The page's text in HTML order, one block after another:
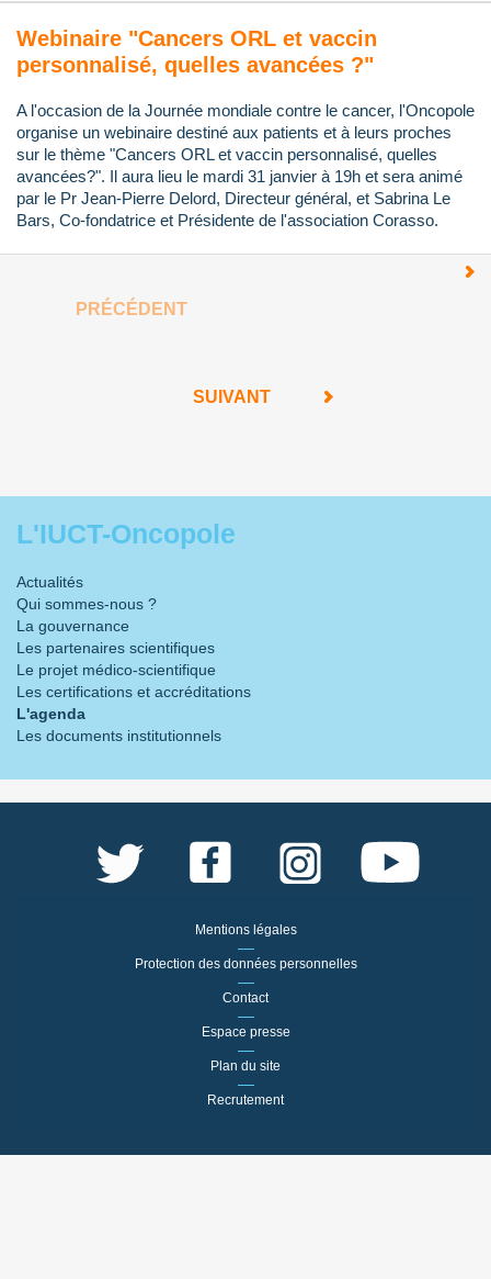
Webinaire "Cancers ORL et vaccin
personnalisé, quelles avancées ?"
A l'occasion de la Journée mondiale contre le cancer, l'Oncopole
organise un webinaire destiné aux patients et à leurs proches
sur le thème "Cancers ORL et vaccin personnalisé, quelles
avancées?". Il aura lieu le mardi 31 janvier à 19h et sera animé
par le Pr Jean-Pierre Delord, Directeur général, et Sabrina Le
Bars, Co-fondatrice et Présidente de l'association Corasso.
PRÉCÉDENT
SUIVANT
L'IUCT-Oncopole
Actualités
Qui sommes-nous ?
La gouvernance
Les partenaires scientifiques
Le projet médico-scientifique
Les certifications et accréditations
L'agenda
Les documents institutionnels
Mentions légales
Protection des données personnelles
Contact
Espace presse
Plan du site
Recrutement